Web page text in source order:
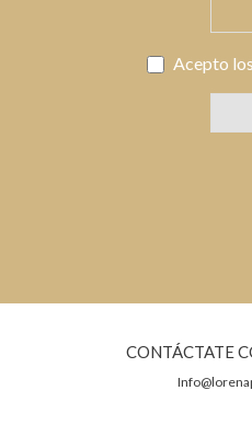
Acepto los
CONTÁCTATE